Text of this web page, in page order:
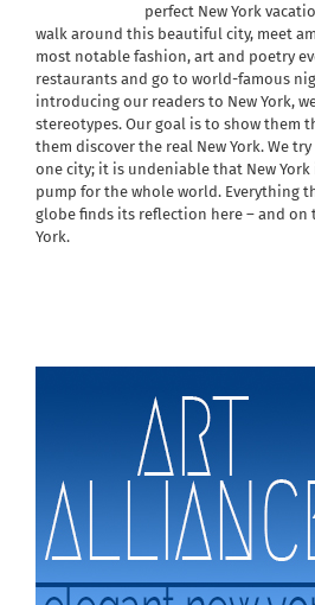
perfect New York
walk around this beautiful city, meet
most notable fashion, art and poetry
restaurants and go to world-famous
introducing our readers to New York,
stereotypes. Our goal is to show them
them discover the real New York. We
one city; it is undeniable that New
pump for the whole world. Everything
globe finds its reflection here – and on
York.